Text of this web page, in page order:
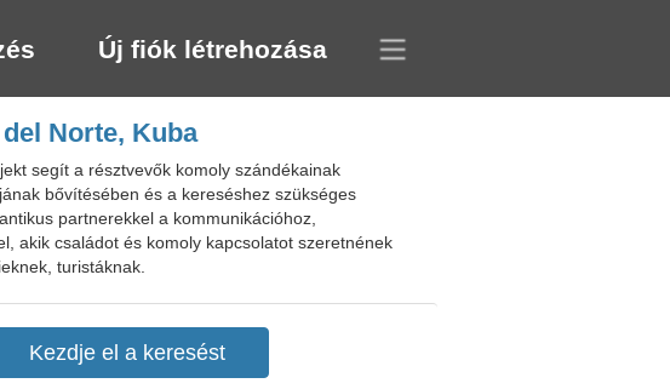
Új fiók létrehozása
Norte, Kuba
segít a résztvevők komoly szándékainak
bővítésében és a kereséshez szükséges
partnerekkel a kommunikációhoz,
akik családot és komoly kapcsolatot szeretnének
turistáknak.